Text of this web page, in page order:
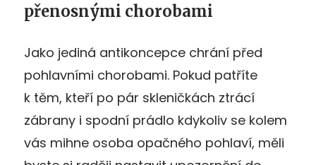
přenosnými chorobami
Jako jediná antikoncepce chrání před
pohlavními chorobami. Pokud patříte
k těm, kteří po pár skleničkách ztrácí
zábrany i spodní prádlo kdykoliv se kolem
vás mihne osoba opačného pohlaví, měli